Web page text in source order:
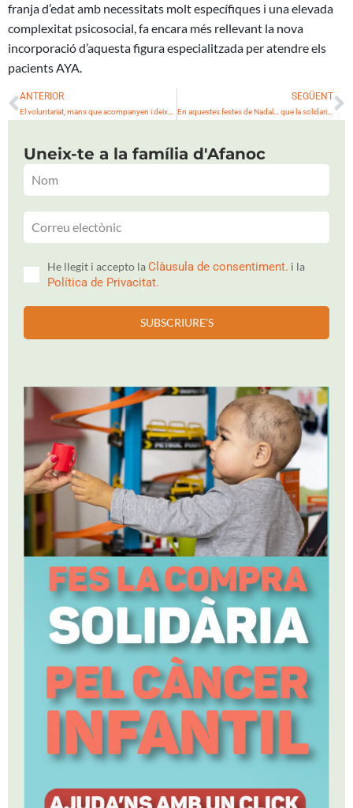
franja d’edat amb necessitats molt específiques i una elevada
complexitat psicosocial, fa encara més rellevant la nova
incorporació d’aquesta figura especialitzada per atendre els
pacients AYA.
Prev
ANTERIOR
El voluntariat, mans que acompanyen i deixen empremta
SEGÜENT
En aquestes festes de Nadal… que la solidaritat sigui present a taula!
Uneix-te a la família d'Afanoc
He llegit i accepto la Clàusula de consentiment. i la
Política de Privacitat.
SUBSCRIURE'S